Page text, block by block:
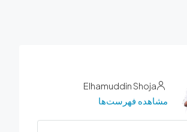
Elhamuddin Shoja
مشاهده فهرست‌ها